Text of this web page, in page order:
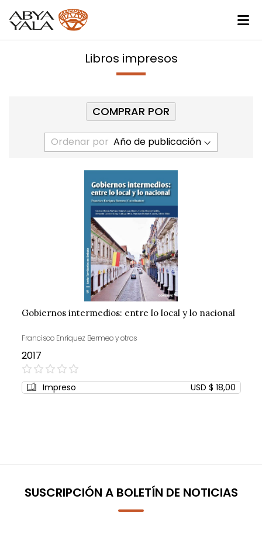
Libros impresos
Ordenar por
Gobiernos intermedios: entre lo local y lo nacional
Francisco Enríquez Bermeo y otros
2017
0%
Impreso USD $ 18,00
COMPRAR POR
SUSCRIPCIÓN A BOLETÍN DE NOTICIAS